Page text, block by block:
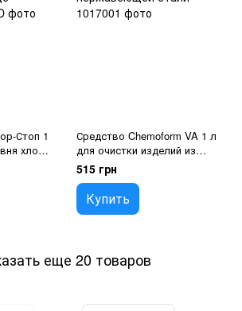
Стоп 1
хлора
Средство Chemoform VA 1 л
для очистки изделий из
нержавеющей стали
515 грн
Купить
еще 20 товаров